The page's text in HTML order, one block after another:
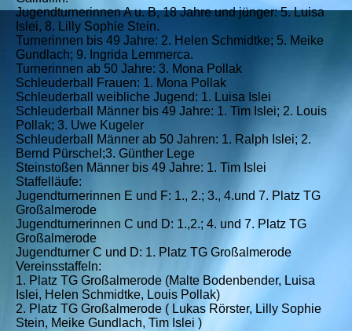
Jugendturnerinnen A u. B, 18 Jahre und jünger: 5. Luisa
Islei, 8. Lilly Sophie Stein.
Turnerinnen bis 49 Jahre: 2. Helen Schmidtke; 5. Meike
Gundlach; 9. Ingrida Lemmerca.
Turnerinnen ab 50 Jahre: 3. Mona Pollak
Schleuderball Frauen: 1. Mona Pollak
Schleuderball weibliche Jugend: 1. Luisa Islei
Schleuderball Männer bis 49 Jahre: 1. Tim Islei; 2. Louis
Pollak; 3. Uwe Kugeler
Schleuderball Männer ab 50 Jahren: 1. Ralph Islei; 2.
Bernd Pürschel;3. Günther Lege
Steinstoßen Männer bis 49 Jahre: 1. Tim Islei
Staffelläufe:
Jugendturnerinnen E und F: 1., 2.; 3., 4.und 7. Platz TG
Großalmerode
Jugendturnerinnen C und D: 1.,2.; 4. und 7. Platz TG
Großalmerode
Jugendturner C und D: 1. Platz TG Großalmerode
Vereinsstaffeln:
1. Platz TG Großalmerode (Malte Bodenbender, Luisa
Islei, Helen Schmidtke, Louis Pollak)
2. Platz TG Großalmerode ( Lukas Rörster, Lilly Sophie
Stein, Meike Gundlach, Tim Islei )